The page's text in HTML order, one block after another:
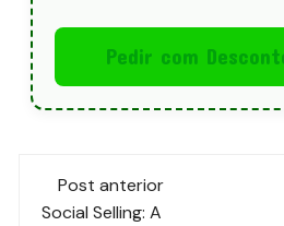
Pedir com
Post anterior
Social Selling: A